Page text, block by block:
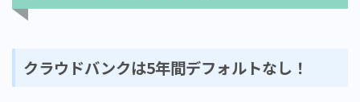
クラウドバンクは5年間デフォルトなし！